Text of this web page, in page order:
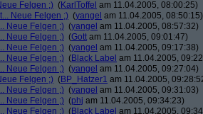
Felgen ;) (KarlToffel am 11.04.2005, 08:00:25)
Neue Felgen ;) (yangel am 11.04.2005, 08:50:15)
Neue Felgen ;) (yangel am 11.04.2005, 08:57:32)
Neue Felgen ;) (Gott am 11.04.2005, 09:01:47)
Neue Felgen ;) (yangel am 11.04.2005, 09:17:38)
Neue Felgen ;) (Black Label am 11.04.2005,
Neue Felgen ;) (yangel am 11.04.2005, 09:27:04)
Felgen ;) (BP_Hatzer1 am 11.04.2005,
Neue Felgen ;) (yangel am 11.04.2005, 09:31:03)
Neue Felgen ;) (phj am 11.04.2005, 09:34:23)
Neue Felgen ;) (Black Label am 11.04.2005,